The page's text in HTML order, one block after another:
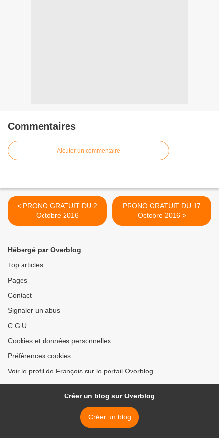
Commentaires
Ajouter un commentaire
< PRONO GRATUIT DU 2
Octobre 2016
PRONO GRATUIT DU 17
Octobre 2016 >
Hébergé par Overblog
Top articles
Pages
Contact
Signaler un abus
C.G.U.
Cookies et données personnelles
Préférences cookies
Voir le profil de François sur le portail Overblog
Créer un blog sur Overblog
Créer un blog